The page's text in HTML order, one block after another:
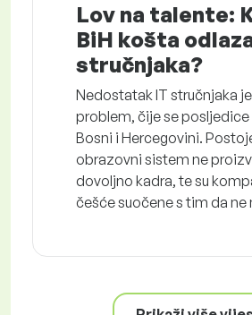
Lov na talente:
BiH košta
stručnjaka?
Nedostatak IT stručnjaka
problem, čije se posljedice
Bosni i Hercegovini.
obrazovni sistem ne
dovoljno kadra, te su
češće suočene s tim da ne